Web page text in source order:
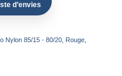
d’envies
Nylon 85/15 - 80/20, Rouge,